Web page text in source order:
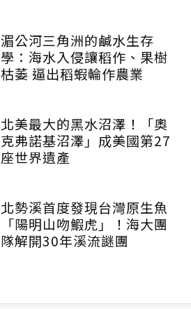
湄公河三角洲的鹹水生存
學：海水入侵讓稻作、果樹
枯萎 逼出稻蝦輪作農業
北美最大的黑水沼澤！「奧
克弗諾基沼澤」成美國第27
座世界遺產
北勢溪首度發現台灣原生魚
「陽明山吻鰕虎」！海大團
隊解開30年溪流謎團